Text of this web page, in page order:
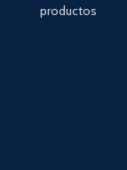
productos